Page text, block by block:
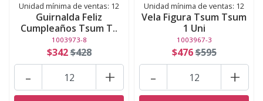
Unidad mínima de ventas: 12
Guirnalda Feliz
Cumpleaños Tsum T..
1003973-8
$342$428
+
-
Unidad mínima de ventas: 12
Vela Figura Tsum Tsum
1 Uni
1003967-3
$476$595
+
-